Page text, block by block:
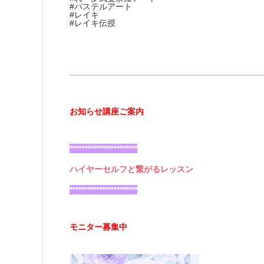
#パステルアート
#レイキ
#レイキ伝授
お知らせ講座ご案内
***********************
ハイヤーセルフと繋がるレッスン
***********************
モニター募集中